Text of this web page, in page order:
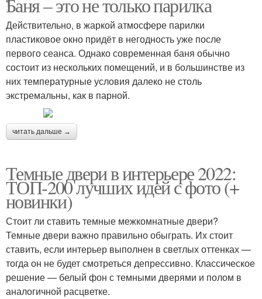
Баня – это не только парилка
Действительно, в жаркой атмосфере парилки
пластиковое окно придёт в негодность уже после
первого сеанса. Однако современная баня обычно
состоит из нескольких помещений, и в большинстве из
них температурные условия далеко не столь
экстремальны, как в парной.
читать дальше →
Темные двери в интерьере 2022:
ТОП-200 лучших идей с фото (+
новинки)
Стоит ли ставить темные межкомнатные двери?
Темные двери важно правильно обыграть. Их стоит
ставить, если интерьер выполнен в светлых оттенках —
тогда он не будет смотреться депрессивно. Классическое
решение — белый фон с темными дверями и полом в
аналогичной расцветке.